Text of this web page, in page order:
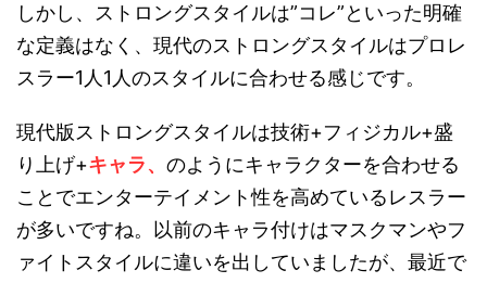
しかし、ストロングスタイルは”コレ”といった明確
な定義はなく、現代のストロングスタイルはプロレ
スラー1人1人のスタイルに合わせる感じです。
現代版ストロングスタイルは技術+フィジカル+盛
り上げ+キャラ、 のようにキャラクターを合わせる
ことでエンターテイメント性を高めているレスラー
が多いですね。以前のキャラ付けはマスクマンやフ
ァイトスタイルに違いを出していましたが、最近で